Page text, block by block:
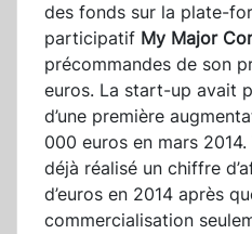
des fonds sur la plate-
participatif My Major
précommandes de son
euros. La start-up avait
d’une première
000 euros en mars
déjà réalisé un chiffre
d’euros en 2014 après
commercialisation